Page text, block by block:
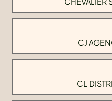
CJ
CL